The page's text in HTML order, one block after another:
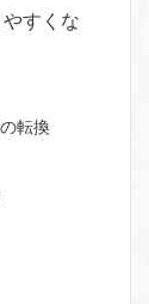
すくな
転換